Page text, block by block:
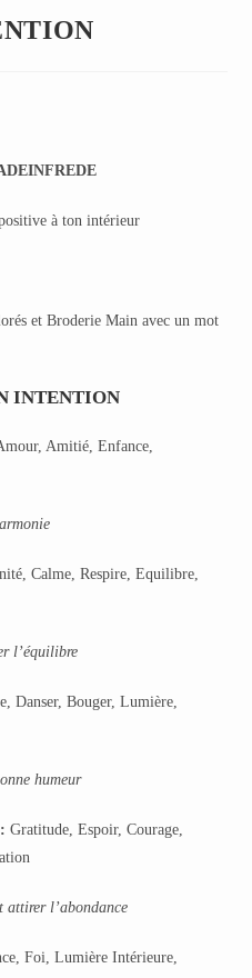
à ton intérieur
et Broderie Main avec un mot
INTENTION
Amitié, Enfance,
Calme, Respire, Equilibre,
l’équilibre
Danser, Bouger, Lumière,
humeur
: Gratitude, Espoir, Courage,
attirer l’abondance
Foi, Lumière Intérieure,